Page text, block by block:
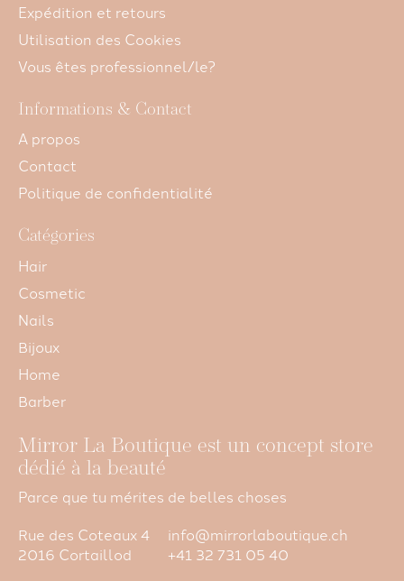
Expédition et retours
Utilisation des Cookies
Vous êtes professionnel/le?
Informations & Contact
A propos
Contact
Politique de confidentialité
Catégories
Hair
Cosmetic
Nails
Bijoux
Home
Barber
Mirror La Boutique est un concept store
dédié à la beauté
Parce que tu mérites de belles choses
Rue des Coteaux 4
2016 Cortaillod
info@mirrorlaboutique.ch
+41 32 731 05 40